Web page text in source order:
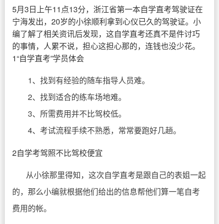
5月3日上午11点13分，浙江省第一本自学直考驾驶证在
宁海发出，20岁的小徐顺利拿到心仪已久的驾驶证。小
编了解了相关资讯后发现，这自学直考还真不是件讨巧
的事情，人累不说，担心这担心那的，连钱也没少花。
1“自学直考”学员体会
1、找到有经验的随车指导人员难。
2、找到适合的练车场地难。
3、所需费用并不比驾校低。
4、考试流程手续不熟悉，常常要跑好几趟。
2自学考驾照不比驾校便宜
从小徐那里得知，这次自学直考是跟自己的表姐一起
的，那么小编就根据他们给出的信息帮他们算一笔自考
费用的帐。